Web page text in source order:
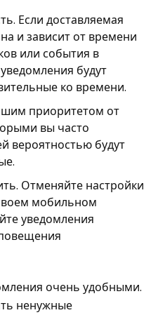
Если доставляемая
и зависит от времени
или события в
будут
ко времени.
приоритетом от
вы часто
вероятностью будут
Отменяйте настройки
мобильном
уведомления
очень удобными.
ненужные